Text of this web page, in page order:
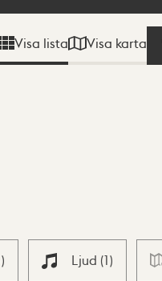
Visa lista Visa karta
) Ljud (1)